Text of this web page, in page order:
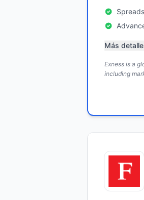
Más
Exness is a
including